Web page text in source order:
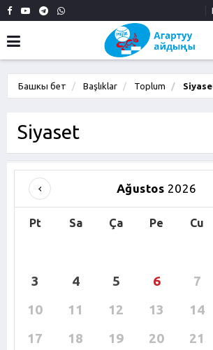
Башкы бет Başlıklar Toplum
Siyaset
Ağustos 2026
Pt Sa Ça Pe Cu
3
4 5 6 7
10
11 12 13 14
17
18 19 20 21